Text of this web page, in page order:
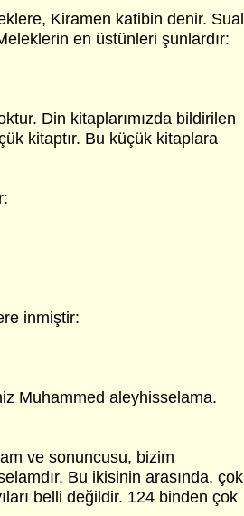
Kiramen katibin denir. Sual
en üstünleri şunlardır:
Din kitaplarımızda bildirilen
kitaptır. Bu küçük kitaplara
inmiştir:
Muhammed aleyhisselama.
ve sonuncusu, bizim
Bu ikisinin arasında, çok
belli değildir. 124 binden çok